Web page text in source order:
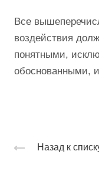
Все
воздействия
понятными,
обоснованными,
Назад к